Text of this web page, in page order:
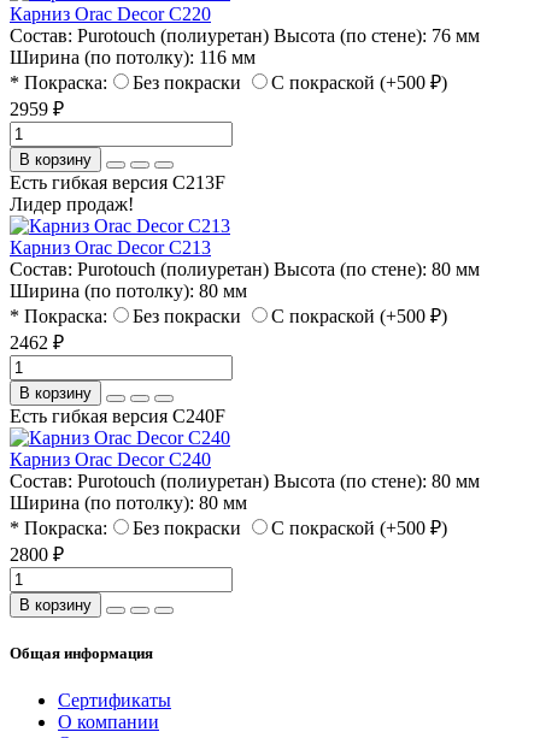
Карниз Orac Decor C220
Состав: Purotouch (полиуретан) Высота (по стене): 76 мм
Ширина (по потолку): 116 мм
* Покраска:
Без покраски
С покраской (+500 ₽)
2959 ₽
В корзину
Есть гибкая версия C213F
Лидер продаж!
Карниз Orac Decor C213
Состав: Purotouch (полиуретан) Высота (по стене): 80 мм
Ширина (по потолку): 80 мм
* Покраска:
Без покраски
С покраской (+500 ₽)
2462 ₽
В корзину
Есть гибкая версия C240F
Карниз Orac Decor C240
Состав: Purotouch (полиуретан) Высота (по стене): 80 мм
Ширина (по потолку): 80 мм
* Покраска:
Без покраски
С покраской (+500 ₽)
2800 ₽
В корзину
Общая информация
Сертификаты
О компании